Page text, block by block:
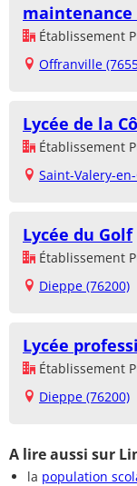
Établissement
Offranville
Lycée de la
Établissement
Saint-Valery-
Lycée du Golf
Établissement
Dieppe (76200)
Lycée
Établissement
Dieppe (76200)
A lire aussi sur
la population